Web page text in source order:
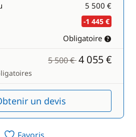
5 500 €
-1 445 €
Obligatoire
5 500 €4 055 €
un devis